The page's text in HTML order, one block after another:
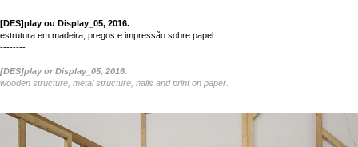
[DES]play ou Display_05, 2016.
estrutura em madeira, pregos e impressão sobre papel.
--------
[DES]play or Display_05, 2016.
wooden structure, metalstructure, nails and print on paper.